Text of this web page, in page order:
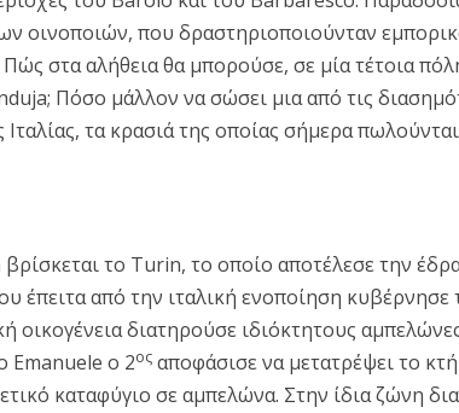
οινοποιών, που δραστηριοποιούνταν
στα αλήθεια θα μπορούσε, σε μία τέτοια
Πόσο μάλλον να σώσει μια από τις
τα κρασιά της οποίας σήμερα
το Turin, το οποίο αποτέλεσε την
έπειτα από την ιταλική ενοποίηση
οικογένεια διατηρούσε ιδιόκτητους
Emanuele ο 2ος αποφάσισε να μετατρέψει το
καταφύγιο σε αμπελώνα. Στην ίδια ζώνη